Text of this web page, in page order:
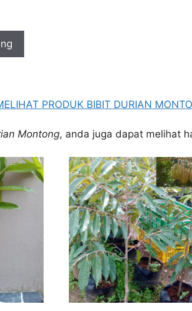
PRODUK BIBIT DURIAN
Montong, anda juga dapat melihat